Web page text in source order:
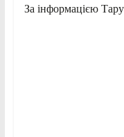
За інформацією